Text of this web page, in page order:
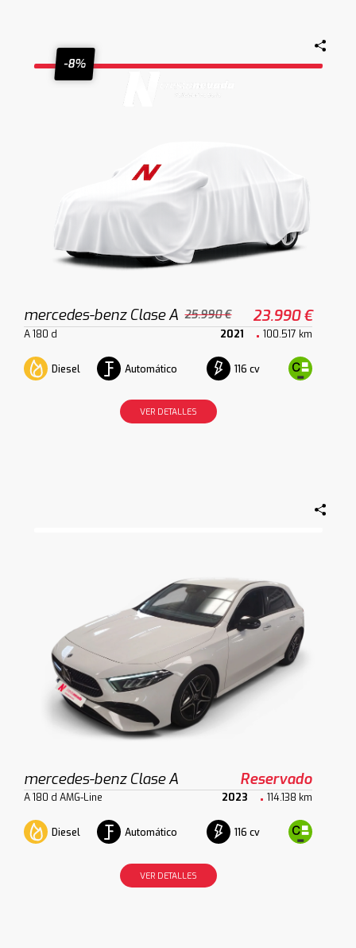
-8%
mercedes-benz Clase A 25.990 € 23.990 €
A 180 d 2021 100.517 km
Diesel Automático 116 cv
VER DETALLES
mercedes-benz Clase A Reservado
A 180 d AMG-Line 2023 114.138 km
Diesel Automático 116 cv
VER DETALLES